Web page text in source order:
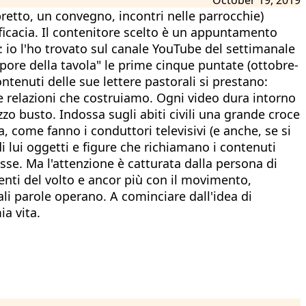
un convegno, incontri nelle parrocchie)
Il contenitore scelto è un appuntamento
l'ho trovato sul canale YouTube del settimanale
della tavola" le prime cinque puntate (ottobre-
delle sue lettere pastorali si prestano:
che costruiamo. Ogni video dura intorno
busto. Indossa sugli abiti civili una grande croce
come fanno i conduttori televisivi (e anche, se si
lui oggetti e figure che richiamano i contenuti
Ma l'attenzione è catturata dalla persona di
del volto e ancor più con il movimento,
parole operano. A cominciare dall'idea di
vita.